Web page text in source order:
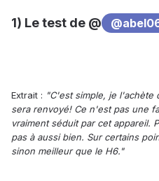
1) Le test de @
Extrait : "C'est simple, je l'achète
sera renvoyé! Ce n'est pas une
vraiment séduit par cet appareil.
pas à aussi bien. Sur certains
sinon meilleur que le H6."